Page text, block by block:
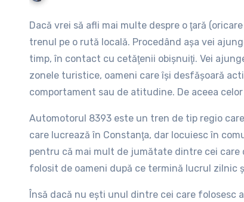
Dacă vrei să afli mai multe despre o ţară
trenul pe o rută locală. Procedând aşa vei
timp, în contact cu cetăţenii obişnuiţi. Vei
zonele turistice, oameni care îşi desfăşoară
comportament sau de atitudine. De aceea
lucru şi cred că este o experienţă pe care nu o
Automotorul 8393 este un tren de tip regio
care lucrează în Constanţa, dar locuiesc în
pentru că mai mult de jumătate dintre cei care
folosit de oameni după ce termină lucrul zilnic
Însă dacă nu eşti unul dintre cei care folosesc